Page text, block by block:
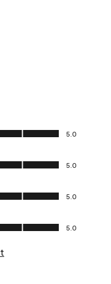
5.0
5.0
5.0
5.0